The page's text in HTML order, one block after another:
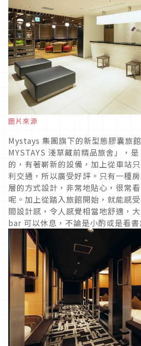
圖片來源
Mystays 集團旗下的新型態膠囊旅
MYSTAYS 淺草藏前精品旅舍」，
的，有著嶄新的設備，加上從車站
利交通，所以廣受好評。只有一種
層的方式設計，非常地貼心，很常
呢。加上從踏入旅館開始，就能感
間設計感，令人感覺相當地舒適，
bar 可以休息，不論是小酌或是看書